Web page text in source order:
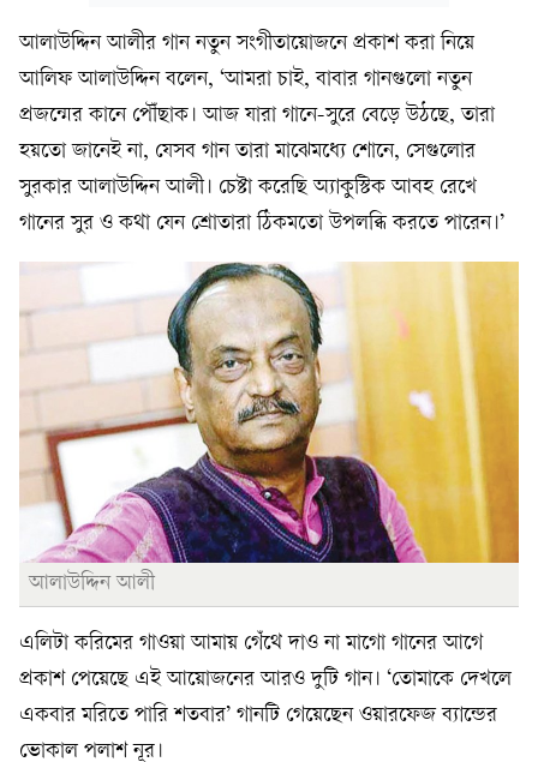
আলাউদ্দিন আলীর গান নতুন সংগীতায়োজনে প্রকাশ করা নিয়ে
আলিফ আলাউদ্দিন বলেন, ‘আমরা চাই, বাবার গানগুলো নতুন
প্রজন্মের কানে পৌঁছাক। আজ যারা গানে-সুরে বেড়ে উঠছে, তারা
হয়তো জানেই না, যেসব গান তারা মাঝেমধ্যে শোনে, সেগুলোর
সুরকার আলাউদ্দিন আলী। চেষ্টা করেছি অ্যাকুস্টিক আবহ রেখে
গানের সুর ও কথা যেন শ্রোতারা ঠিকমতো উপলব্ধি করতে পারেন।’
আলাউদ্দিন আলী
এলিটা করিমের গাওয়া আমায় গেঁথে দাও না মাগো গানের আগে
প্রকাশ পেয়েছে এই আয়োজনের আরও দুটি গান। ‘তোমাকে দেখলে
একবার মরিতে পারি শতবার’ গানটি গেয়েছেন ওয়ারফেজ ব্যান্ডের
ভোকাল পলাশ নূর।